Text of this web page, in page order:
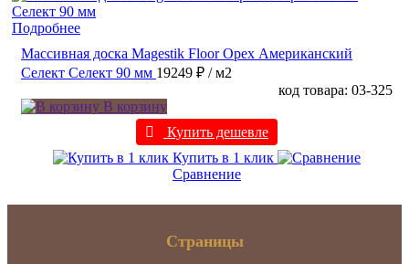
Подробнее
Массивная доска Magestik Floor Орех Американский
Селект Селект 90 мм 19249 ₽ / м2
код товара: 03-325
В корзину
Купить дешевле
Купить в 1 клик
Сравнение
Страницы